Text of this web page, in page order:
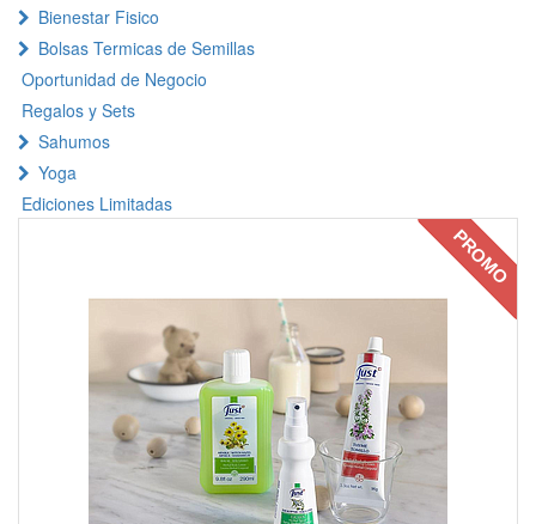
Bienestar Fisico
Bolsas Termicas de Semillas
Oportunidad de Negocio
Regalos y Sets
Sahumos
Yoga
Ediciones Limitadas
PROMO